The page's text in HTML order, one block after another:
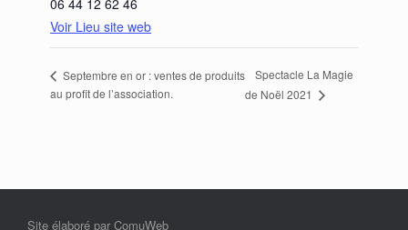
Voir Lieu site web
Septembre en or : ventes de produits
au profit de l’association.
Spectacle La Magie
de Noël 2021
Site élaboré par ComuWeb